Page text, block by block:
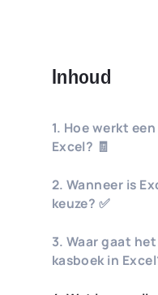
Inhoud
1. Hoe werkt
Excel? 🧾
2. Wanneer is
keuze? ✅
3. Waar gaat
kasboek in